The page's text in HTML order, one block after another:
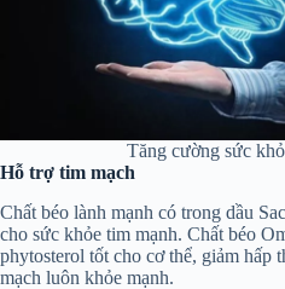
Tăng cường sức
Hỗ trợ tim mạch
Chất béo lành mạnh có trong dầu
cho sức khỏe tim mạnh. Chất béo
phytosterol tốt cho cơ thể, giảm hấp
mạch luôn khỏe mạnh.